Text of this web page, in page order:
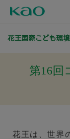
花王国際こども環
第16回
花王は、世界